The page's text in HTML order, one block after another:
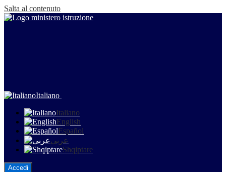
Salta al contenuto
Italiano
Italiano
English
Español
عربى
Shqiptare
Accedi